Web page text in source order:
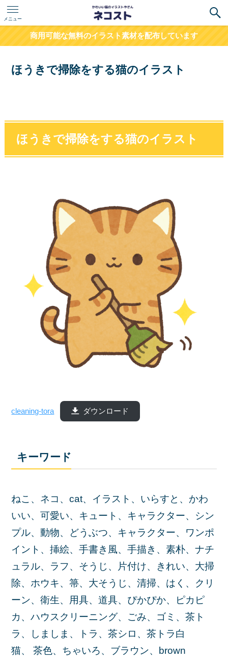
メニュー
商用可能な無料のイラスト素材を配布しています
ほうきで掃除をする猫のイラスト
ほうきで掃除をする猫のイラスト
cleaning-tora ダウンロード
キーワード
ねこ、ネコ、cat、イラスト、いらすと、かわ
いい、可愛い、キュート、キャラクター、シン
プル、動物、どうぶつ、キャラクター、ワンポ
イント、挿絵、手書き風、手描き、素朴、ナチ
ュラル、ラフ、そうじ、片付け、きれい、大掃
除、ホウキ、箒、大そうじ、清掃、はく、クリ
ーン、衛生、用具、道具、ぴかぴか、ピカピ
カ、ハウスクリーニング、ごみ、ゴミ、茶ト
ラ、しましま、トラ、茶シロ、茶トラ白
猫、 茶色、ちゃいろ、ブラウン、brown